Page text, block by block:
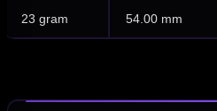
23 gram 54.00 mm